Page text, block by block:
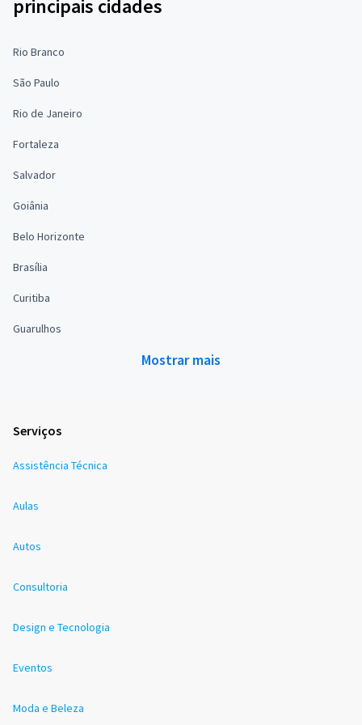
principais cidades
Rio Branco
São Paulo
Rio de Janeiro
Fortaleza
Salvador
Goiânia
Belo Horizonte
Brasília
Curitiba
Guarulhos
Mostrar mais
Serviços
Assistência Técnica
Aulas
Autos
Consultoria
Design e Tecnologia
Eventos
Moda e Beleza